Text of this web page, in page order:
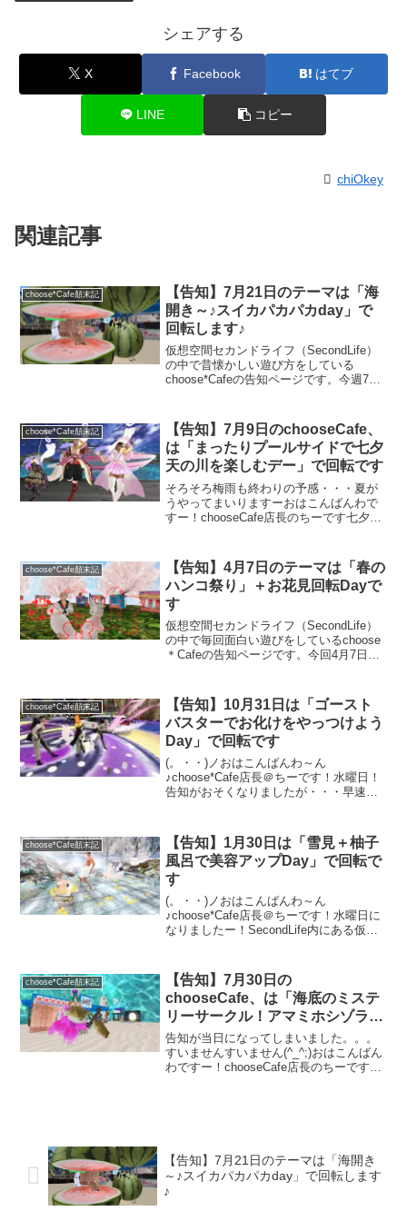
シェアする
X Facebook はてブ
LINE コピー
chiOkey
関連記事
choose*Cafe顛末記
【告知】7月21日のテーマは「海
開き～♪スイカパカパカday」で
回転します♪
仮想空間セカンドライフ（SecondLife）
の中で昔懐かしい遊び方をしている
choose*Cafeの告知ページです。今週7月
中からパカッっと登場しつつ回転する予
定です。お土産は装着型スイカ。お土産
目当ての方も歓迎！友達誘ってお気軽に
お越しください。
choose*Cafe顛末記
【告知】7月9日のchooseCafe、
は「まったりプールサイドで七夕
天の川を楽しむデー」で回転です
そろそろ梅雨も終わりの予感・・・夏が
うやってまいりますーおはこんばんわで
すー！chooseCafe店長のちーです七夕は
なーってことで、今週7月9日（木）
choose...
choose*Cafe顛末記
【告知】4月7日のテーマは「春の
ハンコ祭り」＋お花見回転Dayで
す
仮想空間セカンドライフ（SecondLife）
の中で毎回面白い遊びをしているchoose
＊Cafeの告知ページです。今回4月7日は
♪Freeなのでお土産目当ての方も歓迎で
す！友達誘ってお気軽にお越しくださ
い。
choose*Cafe顛末記
【告知】10月31日は「ゴースト
バスターでお化けをやっつけよう
Day」で回転です
(。・・)ノおはこんばんわ～ん
♪choose*Cafe店長＠ちーです！水曜日！
告知がおそくなりましたが・・・早速明
で「ゴーストバスターでお化けをやっつ
けようDay」...
choose*Cafe顛末記
【告知】1月30日は「雪見＋柚子
風呂で美容アップDay」で回転で
す
(。・・)ノおはこんばんわ～ん
♪choose*Cafe店長＠ちーです！水曜日に
なりましたー！SecondLife内にある仮想
柚子風呂で美容アップDay」で...
choose*Cafe顛末記
【告知】7月30日の
chooseCafe、は「海底のミステ
リーサークル！アマミホシゾラフ
グで遊ぼうデー」で回転です
告知が当日になってしまいました。。。
すいませんすいません(^_^;)おはこんばん
わですー！chooseCafe店長のちーです！
【告知】7月21日のテーマは「海開き
～♪スイカパカパカday」で回転します
♪